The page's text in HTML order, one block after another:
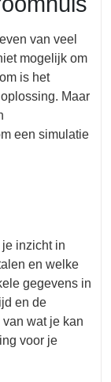
van veel
mogelijk om
is het
Maar
een simulatie
inzicht in
en welke
gegevens in
en de
wat je kan
voor je